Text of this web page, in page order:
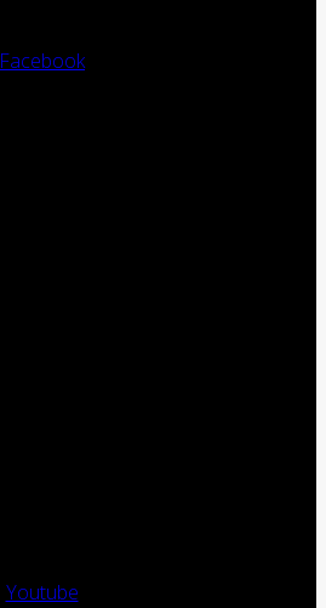
Facebook
Youtube